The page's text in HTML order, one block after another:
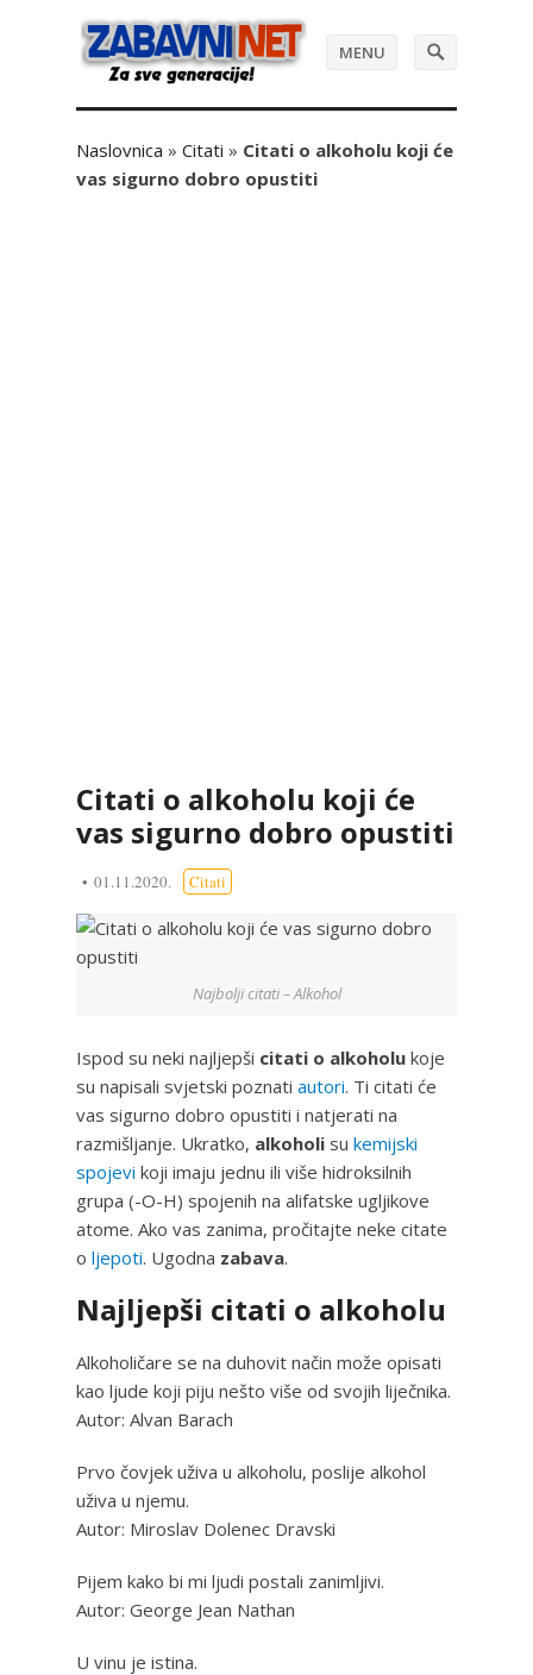
MENU
Naslovnica » Citati » Citati o alkoholu koji će
vas sigurno dobro opustiti
Citati o alkoholu koji će
vas sigurno dobro opustiti
01.11.2020. Citati
Najbolji citati – Alkohol
Ispod su neki najljepši citati o alkoholu koje
su napisali svjetski poznati autori. Ti citati će
vas sigurno dobro opustiti i natjerati na
razmišljanje. Ukratko, alkoholi su kemijski
spojevi koji imaju jednu ili više hidroksilnih
grupa (-O-H) spojenih na alifatske ugljikove
atome. Ako vas zanima, pročitajte neke citate
o ljepoti. Ugodna zabava.
Najljepši citati o alkoholu
Alkoholičare se na duhovit način može opisati
kao ljude koji piju nešto više od svojih liječnika.
Autor: Alvan Barach
Prvo čovjek uživa u alkoholu, poslije alkohol
uživa u njemu.
Autor: Miroslav Dolenec Dravski
Pijem kako bi mi ljudi postali zanimljivi.
Autor: George Jean Nathan
U vinu je istina.